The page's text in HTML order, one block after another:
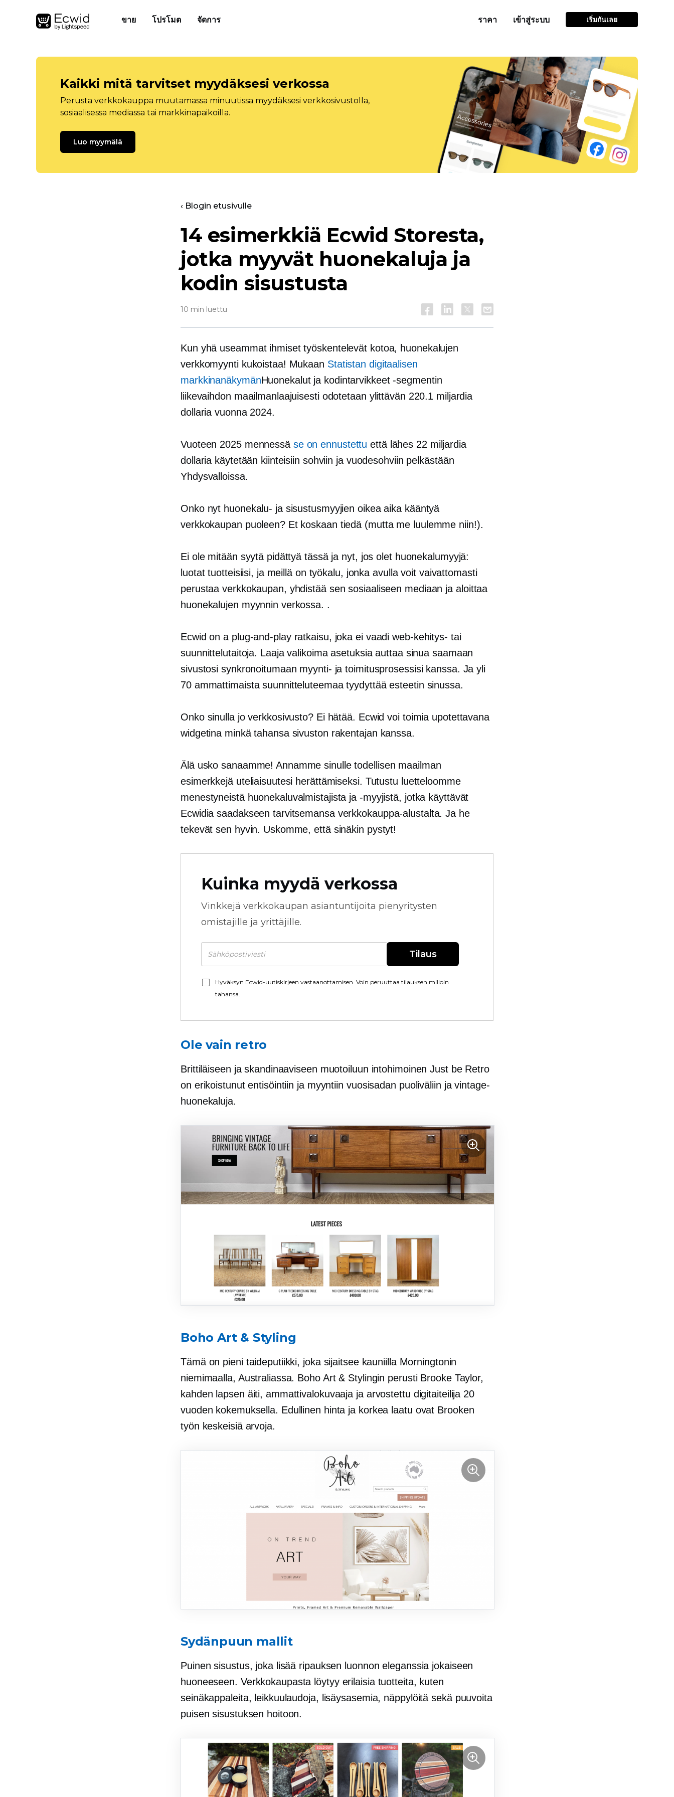
ขาย โปรโมต จัดการ ราคา เข้าสู่ระบบ เริ่มกันเลย
Kaikki mitä tarvitset myydäksesi verkossa
Perusta verkkokauppa muutamassa minuutissa myydäksesi verkkosivustolla,
sosiaalisessa mediassa tai markkinapaikoilla.
Luo myymälä
‹ Blogin etusivulle
14 esimerkkiä Ecwid Storesta,
jotka myyvät huonekaluja ja
kodin sisustusta
10 min luettu
Kun yhä useammat ihmiset työskentelevät kotoa, huonekalujen
verkkomyynti kukoistaa! Mukaan Statistan digitaalisen
markkinanäkymänHuonekalut ja kodintarvikkeet -segmentin
liikevaihdon maailmanlaajuisesti odotetaan ylittävän 220.1 miljardia
dollaria vuonna 2024.
Vuoteen 2025 mennessä se on ennustettu että lähes 22 miljardia
dollaria käytetään kiinteisiin sohviin ja vuodesohviin pelkästään
Yhdysvalloissa.
Onko nyt huonekalu- ja sisustusmyyjien oikea aika kääntyä
verkkokaupan puoleen? Et koskaan tiedä (mutta me luulemme niin!).
Ei ole mitään syytä pidättyä tässä ja nyt, jos olet huonekalumyyjä:
luotat tuotteisiisi, ja meillä on työkalu, jonka avulla voit vaivattomasti
perustaa verkkokaupan, yhdistää sen sosiaaliseen mediaan ja aloittaa
huonekalujen myynnin verkossa. .
Ecwid on a plug-and-playratkaisu, joka ei vaadi web-kehitys- tai
suunnittelutaitoja. Laaja valikoima asetuksia auttaa sinua saamaan
sivustosi synkronoitumaan myynti- ja toimitusprosessisi kanssa. Ja yli
70 ammattimaista suunnitteluteemaa tyydyttää esteetin sinussa.
Onko sinulla jo verkkosivusto? Ei hätää. Ecwid voi toimia upotettavana
widgetina minkä tahansa sivuston rakentajan kanssa.
Älä usko sanaamme! Annamme sinulle todellisen maailman
esimerkkejä uteliaisuutesi herättämiseksi. Tutustu luetteloomme
menestyneistä huonekaluvalmistajista ja -myyjistä, jotka käyttävät
Ecwidia saadakseen tarvitsemansa verkkokauppa-alustalta. Ja he
tekevät sen hyvin. Uskomme, että sinäkin pystyt!
Kuinka myydä verkossa
Vinkkejä verkkokaupan asiantuntijoita pienyritysten
omistajille ja yrittäjille.
Tilaus
Hyväksyn Ecwid-uutiskirjeen vastaanottamisen. Voin peruuttaa tilauksen milloin
tahansa.
Ole vain retro
Brittiläiseen ja skandinaaviseen muotoiluun intohimoinen Just be Retro
on erikoistunut entisöintiin ja myyntiin vuosisadan puoliväliin ja vintage-
huonekaluja.
Boho Art & Styling
Tämä on pieni taideputiikki, joka sijaitsee kauniilla Morningtonin
niemimaalla, Australiassa. Boho Art & Stylingin perusti Brooke Taylor,
kahden lapsen äiti, ammattivalokuvaaja ja arvostettu digitaiteilija 20
vuoden kokemuksella. Edullinen hinta ja korkea laatu ovat Brooken
työn keskeisiä arvoja.
Sydänpuun mallit
Puinen sisustus, joka lisää ripauksen luonnon eleganssia jokaiseen
huoneeseen. Verkkokaupasta löytyy erilaisia ​​tuotteita, kuten
seinäkappaleita, leikkuulaudoja, lisäysasemia, näppylöitä sekä puuvoita
puisen sisustuksen hoitoon.